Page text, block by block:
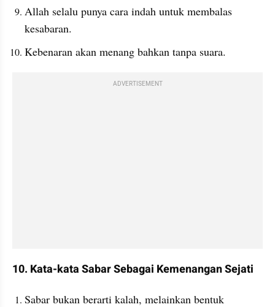
Allah selalu punya cara indah untuk membalas
kesabaran.
Kebenaran akan menang bahkan tanpa suara.
ADVERTISEMENT
10. Kata-kata Sabar Sebagai Kemenangan Sejati
Sabar bukan berarti kalah, melainkan bentuk